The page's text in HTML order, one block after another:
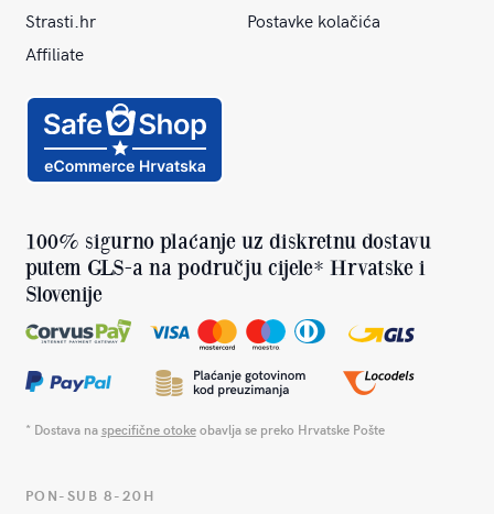
Strasti.hr
Postavke kolačića
Affiliate
100% sigurno plaćanje uz diskretnu dostavu
putem GLS-a na području cijele* Hrvatske i
Slovenije
* Dostava naspecifične otokeobavlja se preko Hrvatske Pošte
PON-SUB 8-20H